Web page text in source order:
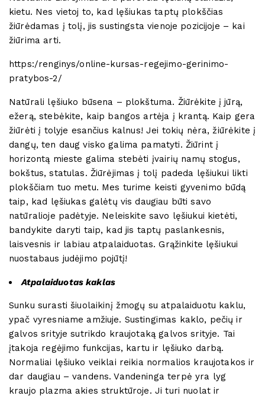
kietu. Nes vietoj to, kad lęšiukas taptų plokščias
žiūrėdamas į tolį, jis sustingsta vienoje pozicijoje – kai
žiūrima arti.
https:/renginys/online-kursas-regejimo-gerinimo-
pratybos-2/
Natūrali lęšiuko būsena – plokštuma. Žiūrėkite į jūrą,
ežerą, stebėkite, kaip bangos artėja į krantą. Kaip gera
žiūrėti į tolyje esančius kalnus! Jei tokių nėra, žiūrėkite į
dangų, ten daug visko galima pamatyti. Žiūrint į
horizontą mieste galima stebėti įvairių namų stogus,
bokštus, statulas. Žiūrėjimas į tolį padeda lęšiukui likti
plokščiam tuo metu. Mes turime keisti gyvenimo būdą
taip, kad lęšiukas galėtų vis daugiau būti savo
natūralioje padėtyje. Neleiskite savo lęšiukui kietėti,
bandykite daryti taip, kad jis taptų paslankesnis,
laisvesnis ir labiau atpalaiduotas. Grąžinkite lęšiukui
nuostabaus judėjimo pojūtį!
Atpalaiduotas kaklas
Sunku surasti šiuolaikinį žmogų su atpalaiduotu kaklu,
ypač vyresniame amžiuje. Sustingimas kaklo, pečių ir
galvos srityje sutrikdo kraujotaką galvos srityje. Tai
įtakoja regėjimo funkcijas, kartu ir lęšiuko darbą.
Normaliai lęšiuko veiklai reikia normalios kraujotakos ir
dar daugiau – vandens. Vandeninga terpė yra lyg
kraujo plazma akies struktūroje. Ji turi nuolat ir